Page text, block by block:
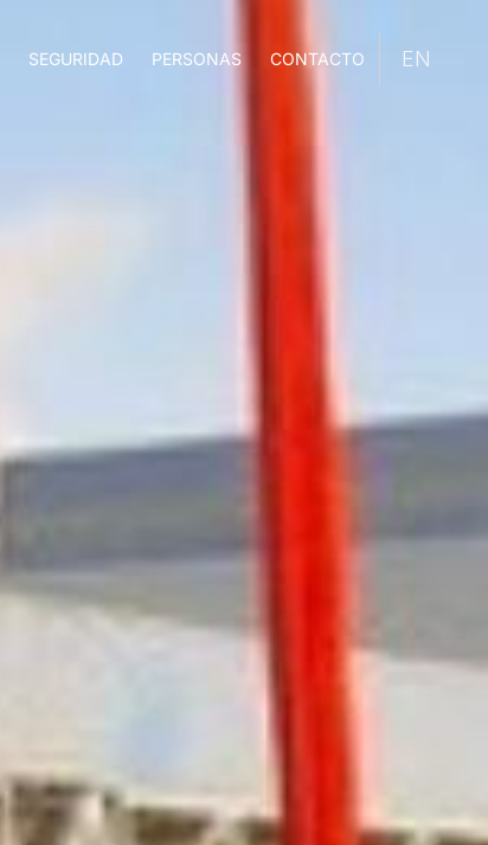
SEGURIDAD PERSONAS CONTACTO